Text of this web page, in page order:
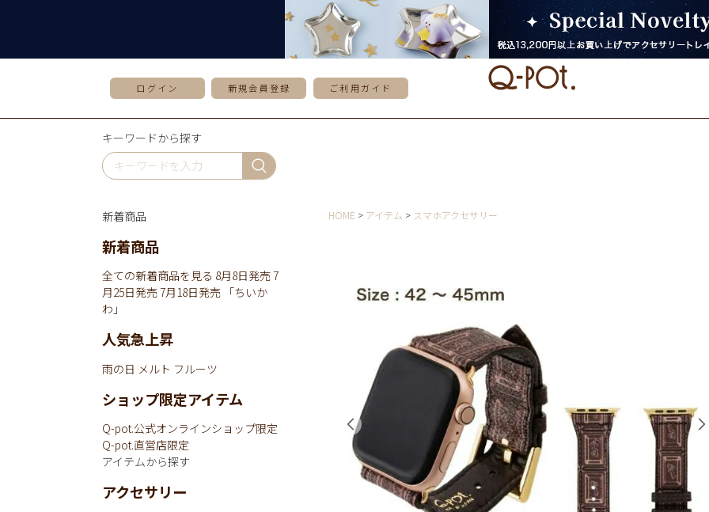
ログイン 新規会員登録 ご利用ガイド
キーワードから探す
HOME アイテム スマホアクセサリー
新着商品
新着商品
全ての新着商品を見る 8月8日発売7
月25日発売7月18日発売 「ちいか
わ」
人気急上昇
雨の日 メルト フルーツ
ショップ限定アイテム
Q-pot.公式オンラインショップ限定
Q-pot.直営店限定
アイテムから探す
アクセサリー